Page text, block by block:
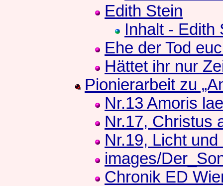
Edith Stein
Inhalt - Edith
Ehe der Tod
Hättet ihr nur
Pionierarbeit zu
Nr.13 Amoris
Nr.17, Christus
Nr.19, Licht
images/
Chronik ED